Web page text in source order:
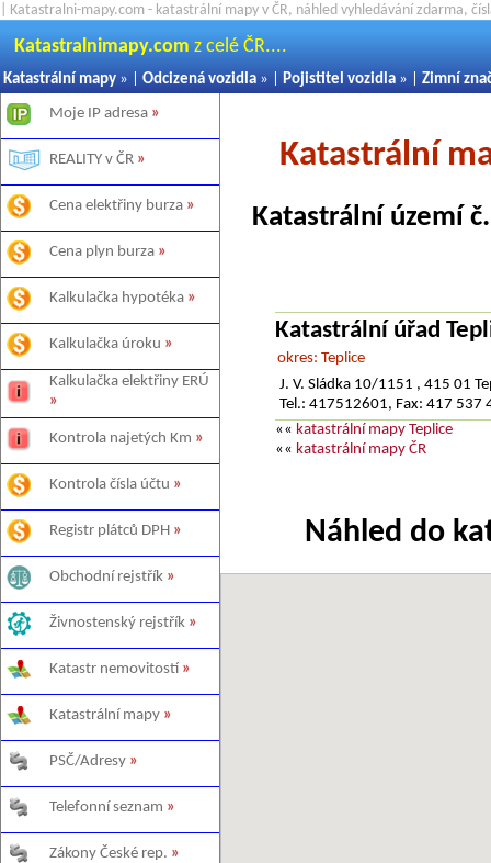
| Katastralni-mapy.com - katastrální mapy v ČR, náhled vyhledávání zdarma,
Katastralnimapy.com z celé ČR....
Katastrální mapy » | Odcizená vozidla » | Pojistitel vozidla » | Zimní
Moje IP adresa »
REALITY v ČR »
Cena elektřiny burza »
Cena plyn burza »
Kalkulačka hypotéka »
Kalkulačka úroku »
Kalkulačka elektřiny ERÚ
»
Kontrola najetých Km »
Kontrola čísla účtu »
Registr plátců DPH »
Obchodní rejstřík »
Živnostenský rejstřík »
Katastr nemovitostí »
Katastrální mapy »
PSČ/Adresy »
Telefonní seznam »
Zákony České rep. »
Katastrální
Katastrální území
Katastrální úřad
okres: Teplice
J. V. Sládka 10/1151 , 415 01
Tel.: 417512601, Fax: 417 537
«« katastrální mapy Teplice
«« katastrální mapy ČR
Náhled do